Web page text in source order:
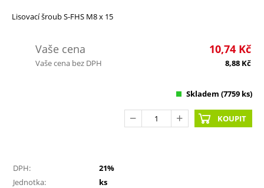
Lisovací šroub S-FHS M8 x 15
Vaše cena 10,74 Kč
Vaše cena bez DPH 8,88 Kč
Skladem (7759 ks)
KOUPIT
DPH:
21%
Jednotka:
ks